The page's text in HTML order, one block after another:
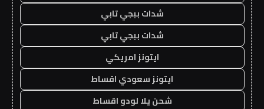
شدات ببجي تابي
شدات ببجي تابي
ايتونز امريكي
ايتونز سعودي اقساط
شحن يلا لودو اقساط